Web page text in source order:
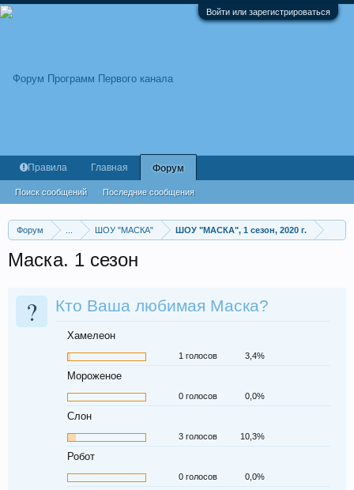
Войти или зарегистрироваться
Форум ШОУ "МАСКА" ШОУ "МАСКА", 1 сезон, 2020 г.
Маска. 1 сезон
? Кто Ваша любимая Маска?
Хамелеон
1 голосов 3,4%
Мороженое
0 голосов 0,0%
Слон
3 голосов 10,3%
Робот
0 голосов 0,0%
Правила Главная Форум
Поиск сообщений Последние сообщения